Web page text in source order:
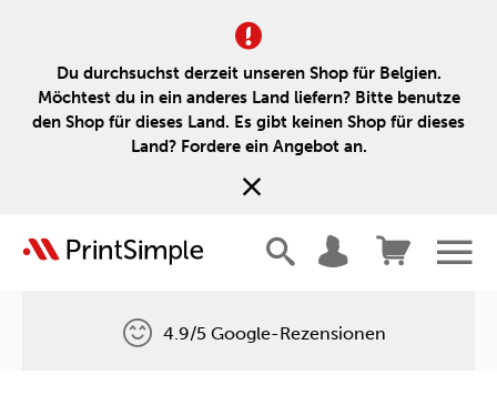
Du durchsuchst derzeit unseren Shop für Belgien.
Möchtest du in ein anderes Land liefern? Bitte benutze
den Shop für dieses Land. Es gibt keinen Shop für dieses
Land? Fordere ein Angebot an.
4.9/5 Google-Rezensionen